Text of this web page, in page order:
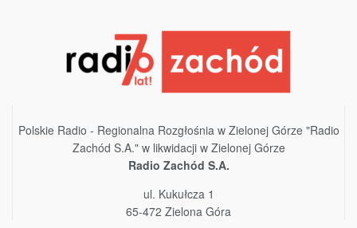
Polskie Radio - Regionalna Rozgłośnia w Zielonej Górze "Radio
Zachód S.A." w likwidacji w Zielonej Górze
Radio Zachód S.A.
ul. Kukułcza 1
65-472 Zielona Góra